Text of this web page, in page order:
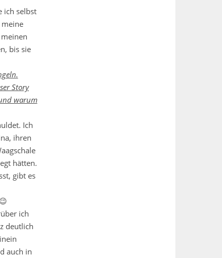
ich selbst
bis sie
Story
warum
Ich
ihren
hätten.
gibt es
ich
deutlich
auch in